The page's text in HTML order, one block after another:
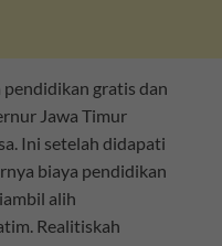
gratis dan
Jawa Timur
Ini setelah didapati
biaya pendidikan
alih
Realitiskah